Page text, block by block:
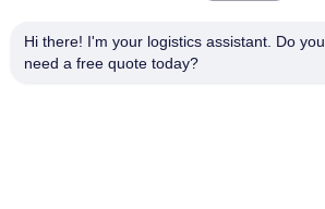
Hi there! I'm your logistics assistant. Do you
need a free quote today?